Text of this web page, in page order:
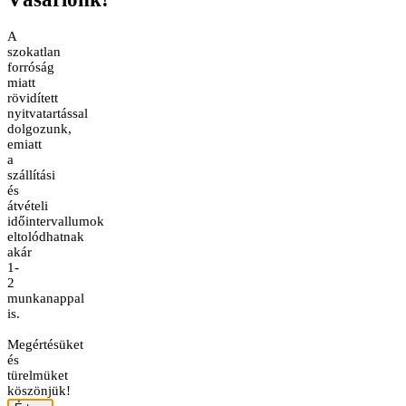
A
szokatlan
forróság
miatt
rövidített
nyitvatartással
dolgozunk,
emiatt
a
szállítási
és
átvételi
időintervallumok
eltolódhatnak
akár
1-
2
munkanappal
is.
Megértésüket
és
türelmüket
köszönjük!